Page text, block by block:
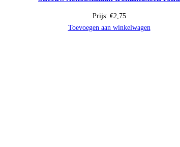
Prijs: €2,75
Toevoegen aan winkelwagen